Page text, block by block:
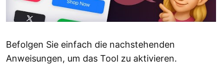
Befolgen Sie einfach die nachstehenden
Anweisungen, um das Tool zu aktivieren.